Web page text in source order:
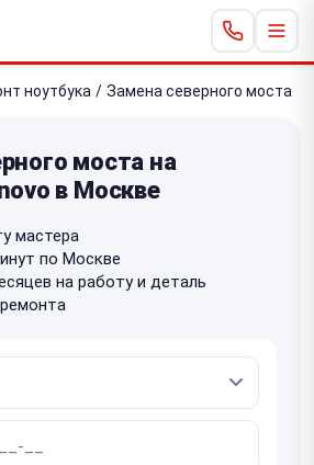
ноутбука / Замена северного моста
моста на
в Москве
мастера
по Москве
на работу и деталь